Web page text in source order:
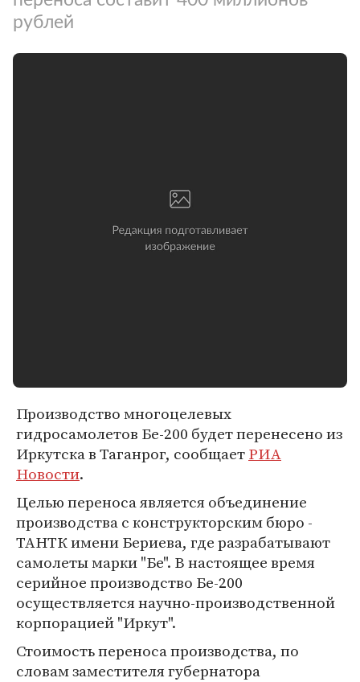
рублей
Производство многоцелевых
гидросамолетов Бе-200 будет перенесено из
Иркутска в Таганрог, сообщаетРИА
Новости.
Целью переноса является объединение
производства с конструкторским бюро -
ТАНТК имени Бериева, где разрабатывают
самолеты марки "Бе". В настоящее время
серийное производство Бе-200
осуществляется научно-производственной
корпорацией "Иркут".
Стоимость переноса производства, по
словам заместителя губернатора